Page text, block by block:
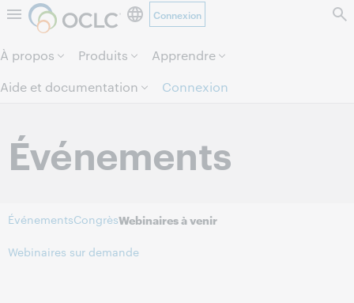
Aller au contenu de la page.
Connexion
À propos Produits
Apprendre
Aide et documentation
Connexion
Événements
ÉvénementsCongrèsWebinaires à venir
Webinaires sur demande